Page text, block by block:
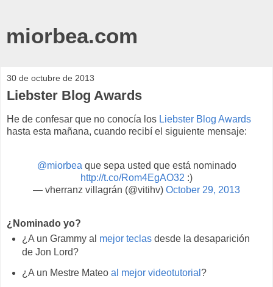
miorbea.com
30 de octubre de 2013
Liebster Blog Awards
He de confesar que no conocía los Liebster Blog Awards
hasta esta mañana, cuando recibí el siguiente mensaje:
@miorbea que sepa usted que está nominado
http://t.co/Rom4EgAO32 :)
— vherranz villagrán (@vitihv) October 29, 2013
¿Nominado yo?
¿A un Grammy al mejor teclasdesde la desaparición
de Jon Lord?
¿A un Mestre Mateo al mejor videotutorial ?